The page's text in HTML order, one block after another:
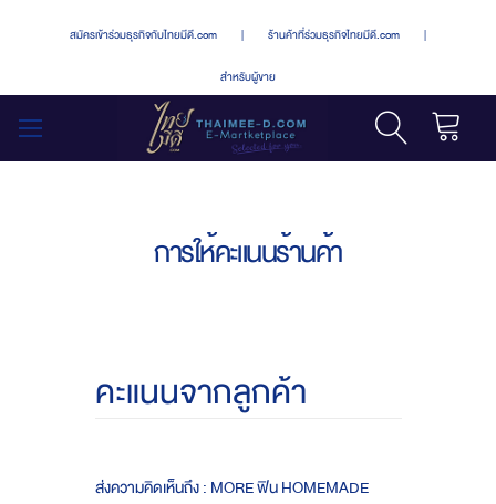
สมัครเข้าร่วมธุรกิจกับไทยมีดี.com | ร้านค้าที่ร่วมธุรกิจไทยมีดี.com |
สำหรับผู้ขาย
การให้คะแนนร้านค้า
คะแนนจากลูกค้า
ส่งความคิดเห็นถึง : MORE ฟิน HOMEMADE